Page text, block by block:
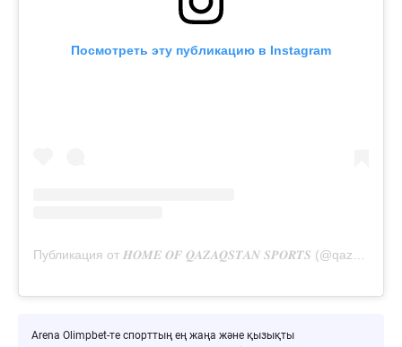
Посмотреть эту публикацию в Instagram
Arena Olimpbet-те спорттың ең жаңа және қызықты